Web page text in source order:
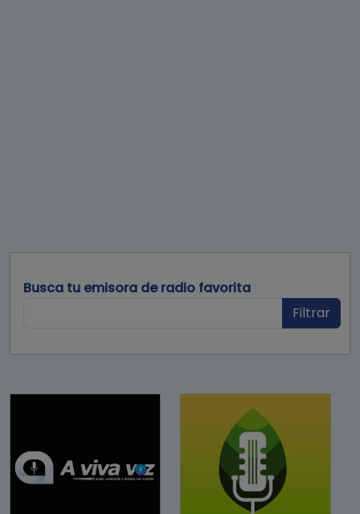
Busca tu emisora de radio favorita
Filtrar